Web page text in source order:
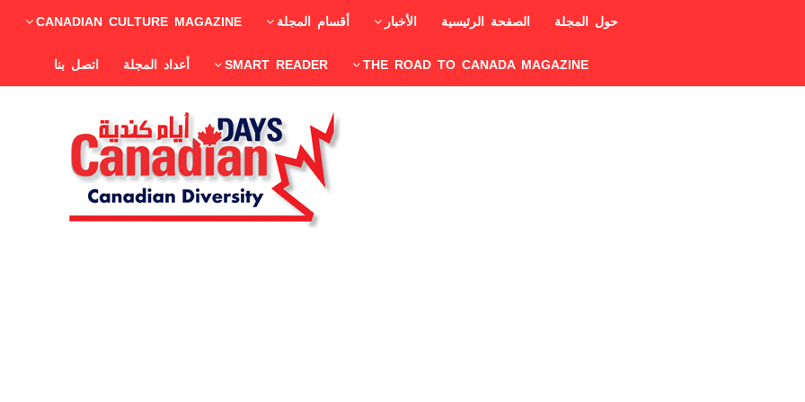
حول المجلة الصفحة الرئيسية الأخبار أقسام المجلة CANADIAN CULTURE MAGAZINE
THE ROAD TO CANADA MAGAZINE
SMART READER أعداد المجلة اتصل بنا